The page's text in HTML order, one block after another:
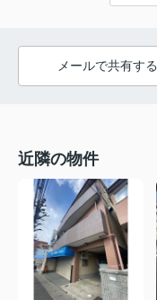
メールで共有する
近隣の物件